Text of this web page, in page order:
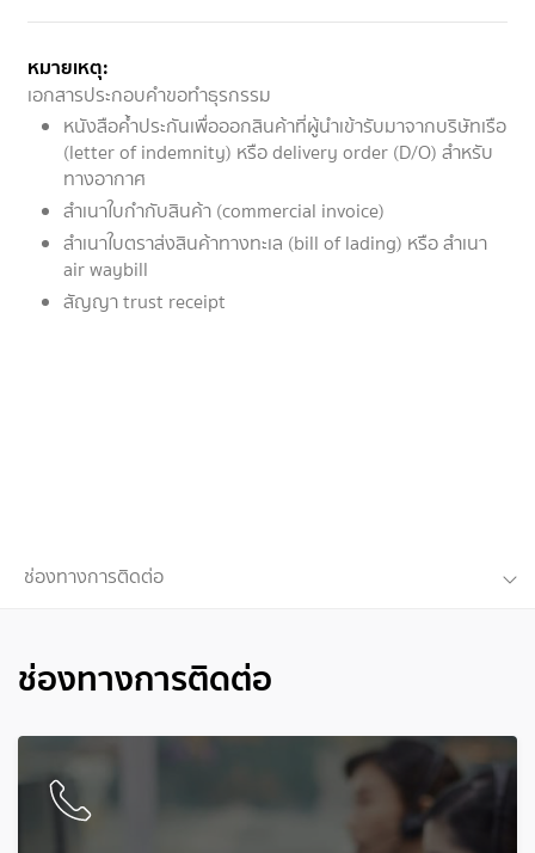
หมายเหตุ:
เอกสารประกอบคำขอทำธุรกรรม
หนังสือค้ำประกันเพื่อออกสินค้าที่ผู้นำเข้ารับมาจากบริษัทเรือ
(letter of indemnity) หรือ delivery order (D/O) สำหรับ
ทางอากาศ
สำเนาใบกำกับสินค้า (commercial invoice)
สำเนาใบตราส่งสินค้าทางทะเล (bill of lading) หรือ สำเนา
air waybill
สัญญา trust receipt
ช่องทางการติดต่อ
ช่องทางการติดต่อ